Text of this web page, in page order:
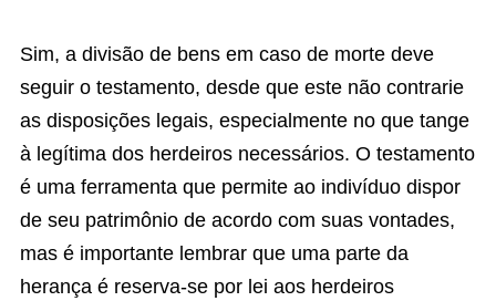
Sim, a divisão de bens em caso de morte deve
seguir o testamento, desde que este não contrarie
as disposições legais, especialmente no que tange
à legítima dos herdeiros necessários. O testamento
é uma ferramenta que permite ao indivíduo dispor
de seu patrimônio de acordo com suas vontades,
mas é importante lembrar que uma parte da
herança é reserva-se por lei aos herdeiros